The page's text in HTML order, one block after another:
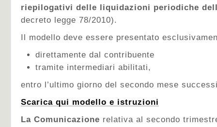
riepilogativi delle liquidazioni periodiche
decreto legge 78/2010).
Il modello deve essere presentato
direttamente dal contribuente
tramite intermediari abilitati,
entro l’ultimo giorno del secondo mese
Scarica qui modello e istruzioni
La Comunicazione relativa al secondo